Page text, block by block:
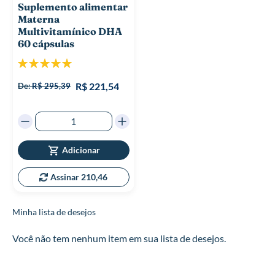
Suplemento alimentar
Materna
Multivitamínico DHA
60 cápsulas
Classificação:
De:R$ 295,39 R$ 221,54
Adicionar
Assinar 210,46
Minha lista de desejos
Você não tem nenhum item em sua lista de desejos.